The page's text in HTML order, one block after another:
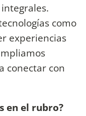
como
experiencias
conectar con
en el rubro?